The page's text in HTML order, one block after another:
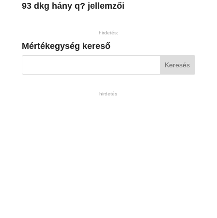
93 dkg hány q? jellemzői
hirdetés:
Mértékegység kereső
hirdetés